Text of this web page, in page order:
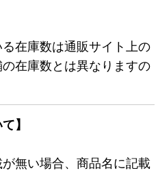
在庫数は通販サイト上の
在庫数とは異なりますの
】
無い場合、商品名に記載